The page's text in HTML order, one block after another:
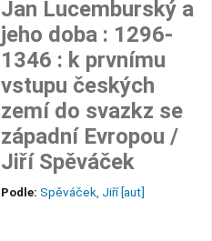
Jan Lucemburský a
jeho doba : 1296-
1346 : k prvnímu
vstupu českých
zemí do svazkz se
západní Evropou /
Jiří Spěváček
Podle: Spěváček, Jiří[aut]